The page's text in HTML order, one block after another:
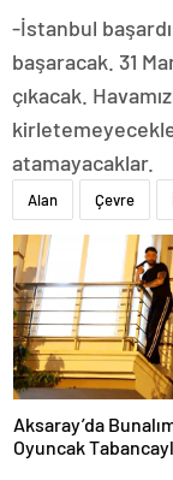
-İstanbul
başaracak. 31
çıkacak.
atamayacaklar.
Alan Çevre
Aksaray’da
Oyuncak